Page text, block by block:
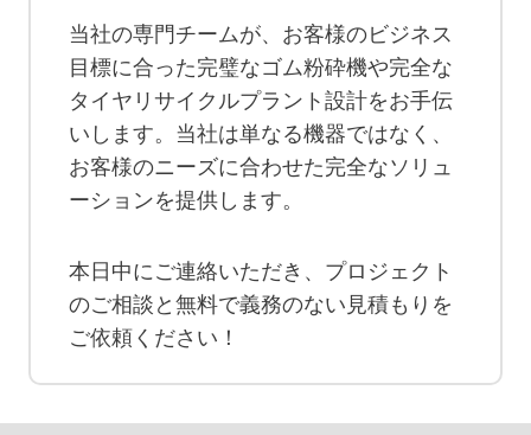
当社の専門チームが、お客様のビジネス
目標に合った完璧なゴム粉砕機や完全な
タイヤリサイクルプラント設計をお手伝
いします。当社は単なる機器ではなく、
お客様のニーズに合わせた完全なソリュ
ーションを提供します。
本日中にご連絡いただき、プロジェクト
のご相談と無料で義務のない見積もりを
ご依頼ください！